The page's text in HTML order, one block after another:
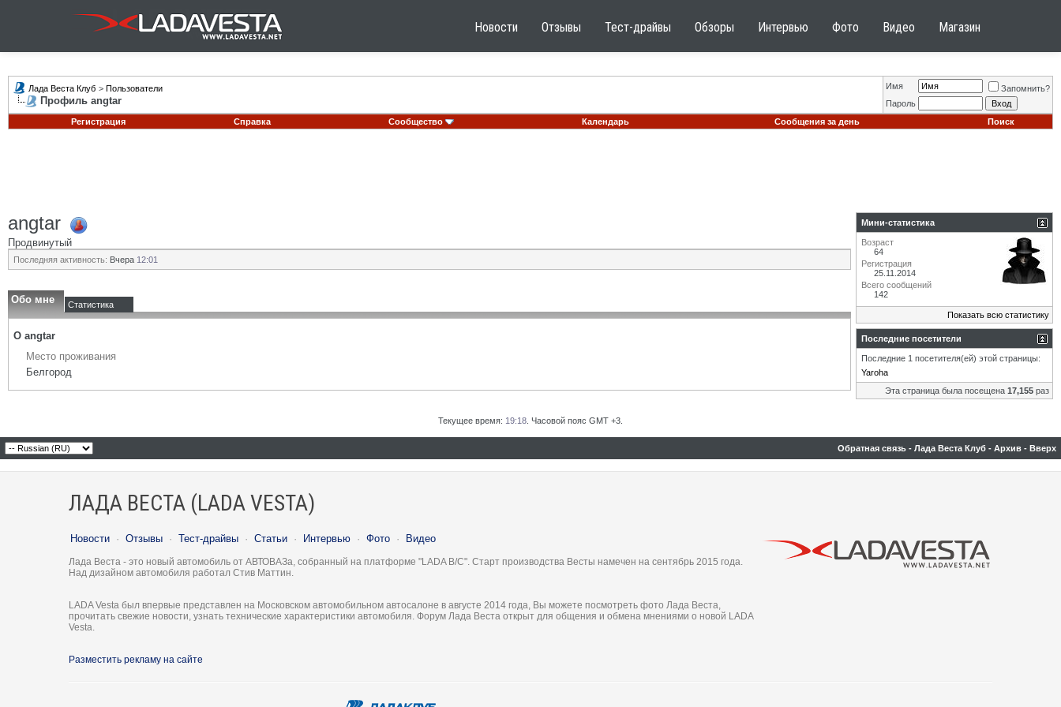
Новости Отзывы Тест-драйвы Обзоры Интервью Фото Видео Магазин
Лада Веста Клуб > Пользователи
Профиль angtar
Имя
Запомнить?
Пароль
Регистрация
Справка Сообщество Календарь Сообщения за день Поиск
angtar
Продвинутый
Последняя активность: Вчера 12:01
Обо мне Статистика
О angtar
Место проживания
Белгород
Мини-статистика
Возраст
64
Регистрация
25.11.2014
Всего сообщений
142
Показать всю статистику
Последние посетители
Последние 1 посетителя(ей) этой страницы:
Yaroha
Эта страница была посещена 17,155 раз
Текущее время: 19:18 . Часовой пояс GMT +3.
Обратная связь - Лада Веста Клуб - Архив - Вверх
ЛАДА ВЕСТА (LADA VESTA)
Новости · Отзывы · Тест-драйвы · Статьи · Интервью · Фото · Видео
Лада Веста - это новый автомобиль от АВТОВАЗа, собранный на платформе "LADA B/C". Старт производства Весты намечен на сентябрь 2015 года.
Над дизайном автомобиля работал Стив Маттин.
LADA Vesta был впервые представлен на Московском автомобильном автосалоне в августе 2014 года, Вы можете посмотреть фото Лада Веста,
прочитать свежие новости, узнать технические характеристики автомобиля. Форум Лада Веста открыт для общения и обмена мнениями о новой LADA
Vesta.
Разместить рекламу на сайте